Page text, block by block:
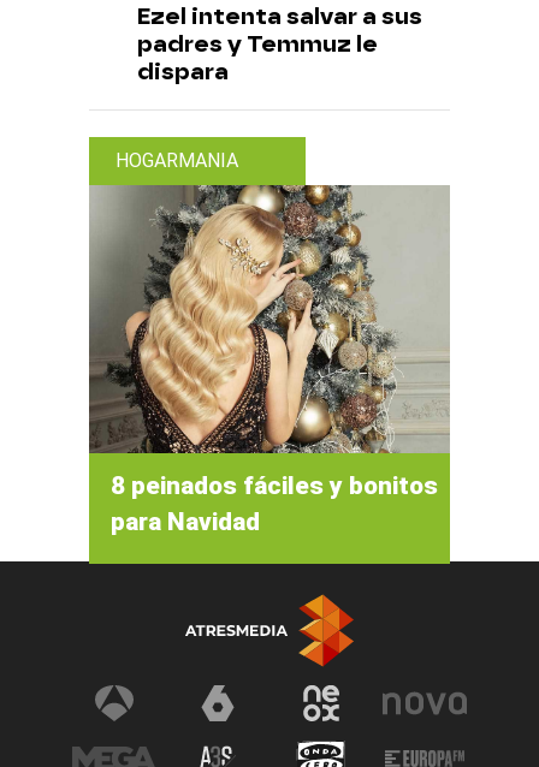
Ezel intenta salvar a sus
padres y Temmuz le
dispara
HOGARMANIA
8 peinados fáciles y bonitos
para Navidad